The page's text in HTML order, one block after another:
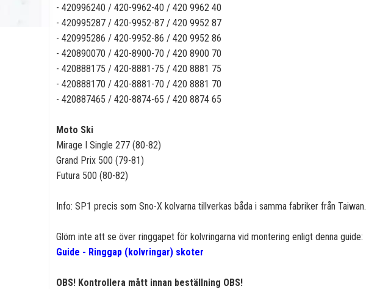
- 420996240 / 420-9962-40 / 420 9962 40
- 420995287 / 420-9952-87 / 420 9952 87
- 420995286 / 420-9952-86 / 420 9952 86
- 420890070 / 420-8900-70 / 420 8900 70
- 420888175 / 420-8881-75 / 420 8881 75
- 420888170 / 420-8881-70 / 420 8881 70
- 420887465 / 420-8874-65 / 420 8874 65
Moto Ski
Mirage I Single 277 (80-82)
Grand Prix 500 (79-81)
Futura 500 (80-82)
Info: SP1 precis som Sno-X kolvarna tillverkas båda i samma fabriker från Taiwan.
Glöm inte att se över ringgapet för kolvringarna vid montering enligt denna guide:
Guide - Ringgap (kolvringar) skoter
OBS! Kontrollera mått innan beställning OBS!